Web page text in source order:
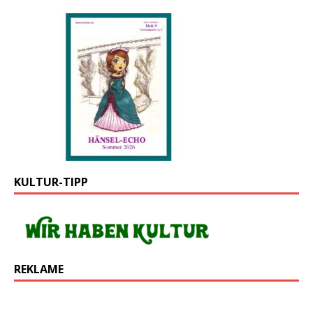
KULTUR-TIPP
REKLAME